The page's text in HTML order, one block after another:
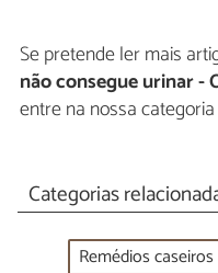
Se pretende ler mais
não consegue urinar -
entre na nossa
Categorias
Remédios caseiros